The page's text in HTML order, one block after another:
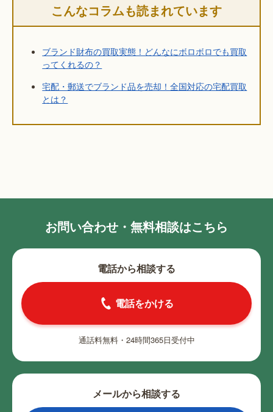
こんなコラムも読まれています
ブランド財布の買取実態！どんなにボロボロでも買取
ってくれるの？
宅配・郵送でブランド品を売却！全国対応の宅配買取
とは？
お問い合わせ・無料相談はこちら
電話から相談する
電話をかける
通話料無料・24時間365日受付中
メールから相談する